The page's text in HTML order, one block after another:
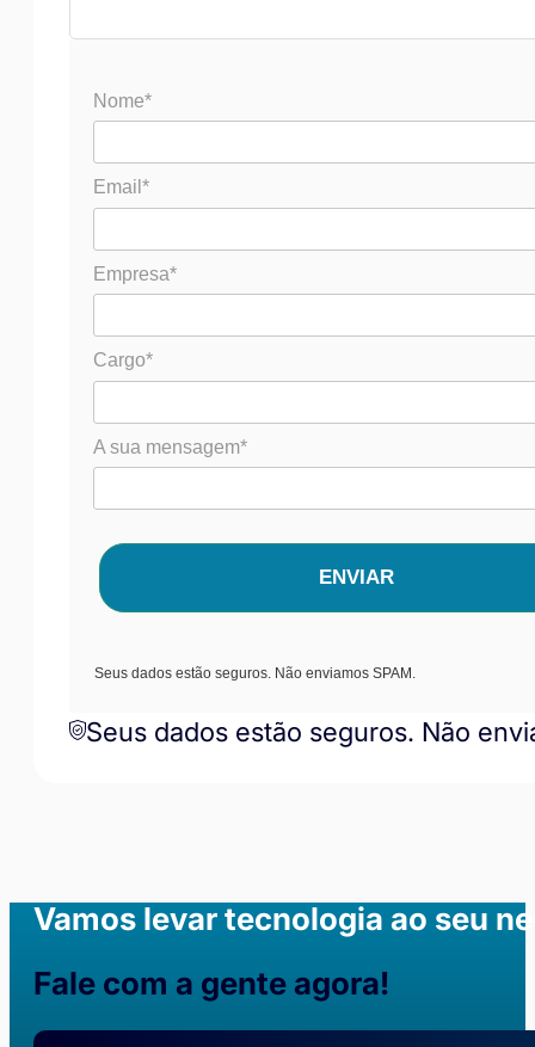
Nome*
Email*
Empresa*
Cargo*
A sua mensagem*
ENVIAR
Seus dados estão seguros. Não enviamos SPAM.
Seus dados estão seguros. Não
Vamos levar tecnologia ao seu
Fale com a gente agora!